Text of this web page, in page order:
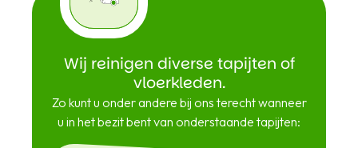
Wij reinigen diverse tapijten of
vloerkleden.
Zo kunt u onder andere bij ons terecht wanneer
u in het bezit bent van onderstaande tapijten: